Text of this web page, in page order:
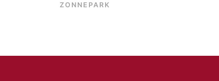
ZONNEPARK